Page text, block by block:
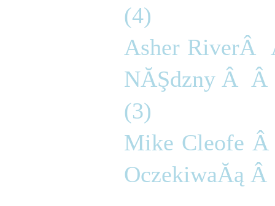
(4)
Asher RiverÂ
NĂŞdzny Â  Â
(3)
Mike Cleofe Â
OczekiwaĂą Â